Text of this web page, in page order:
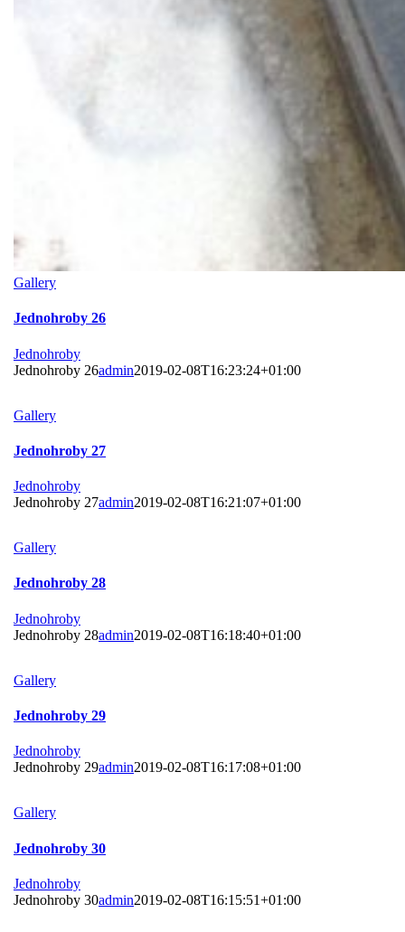
Gallery
Jednohroby 26
Jednohroby
Jednohroby 26admin2019-02-08T16:23:24+01:00
Gallery
Jednohroby 27
Jednohroby
Jednohroby 27admin2019-02-08T16:21:07+01:00
Gallery
Jednohroby 28
Jednohroby
Jednohroby 28admin2019-02-08T16:18:40+01:00
Gallery
Jednohroby 29
Jednohroby
Jednohroby 29admin2019-02-08T16:17:08+01:00
Gallery
Jednohroby 30
Jednohroby
Jednohroby 30admin2019-02-08T16:15:51+01:00